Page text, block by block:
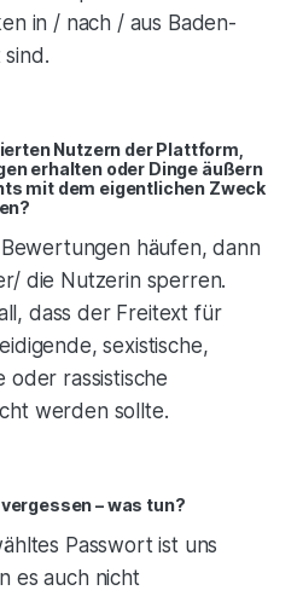
in / nach / aus Baden-
Nutzern der Plattform,
erhalten oder Dinge äußern
mit dem eigentlichen Zweck
häufen, dann
die Nutzerin sperren.
dass der Freitext für
sexistische,
oder rassistische
werden sollte.
– was tun?
Passwort ist uns
es auch nicht